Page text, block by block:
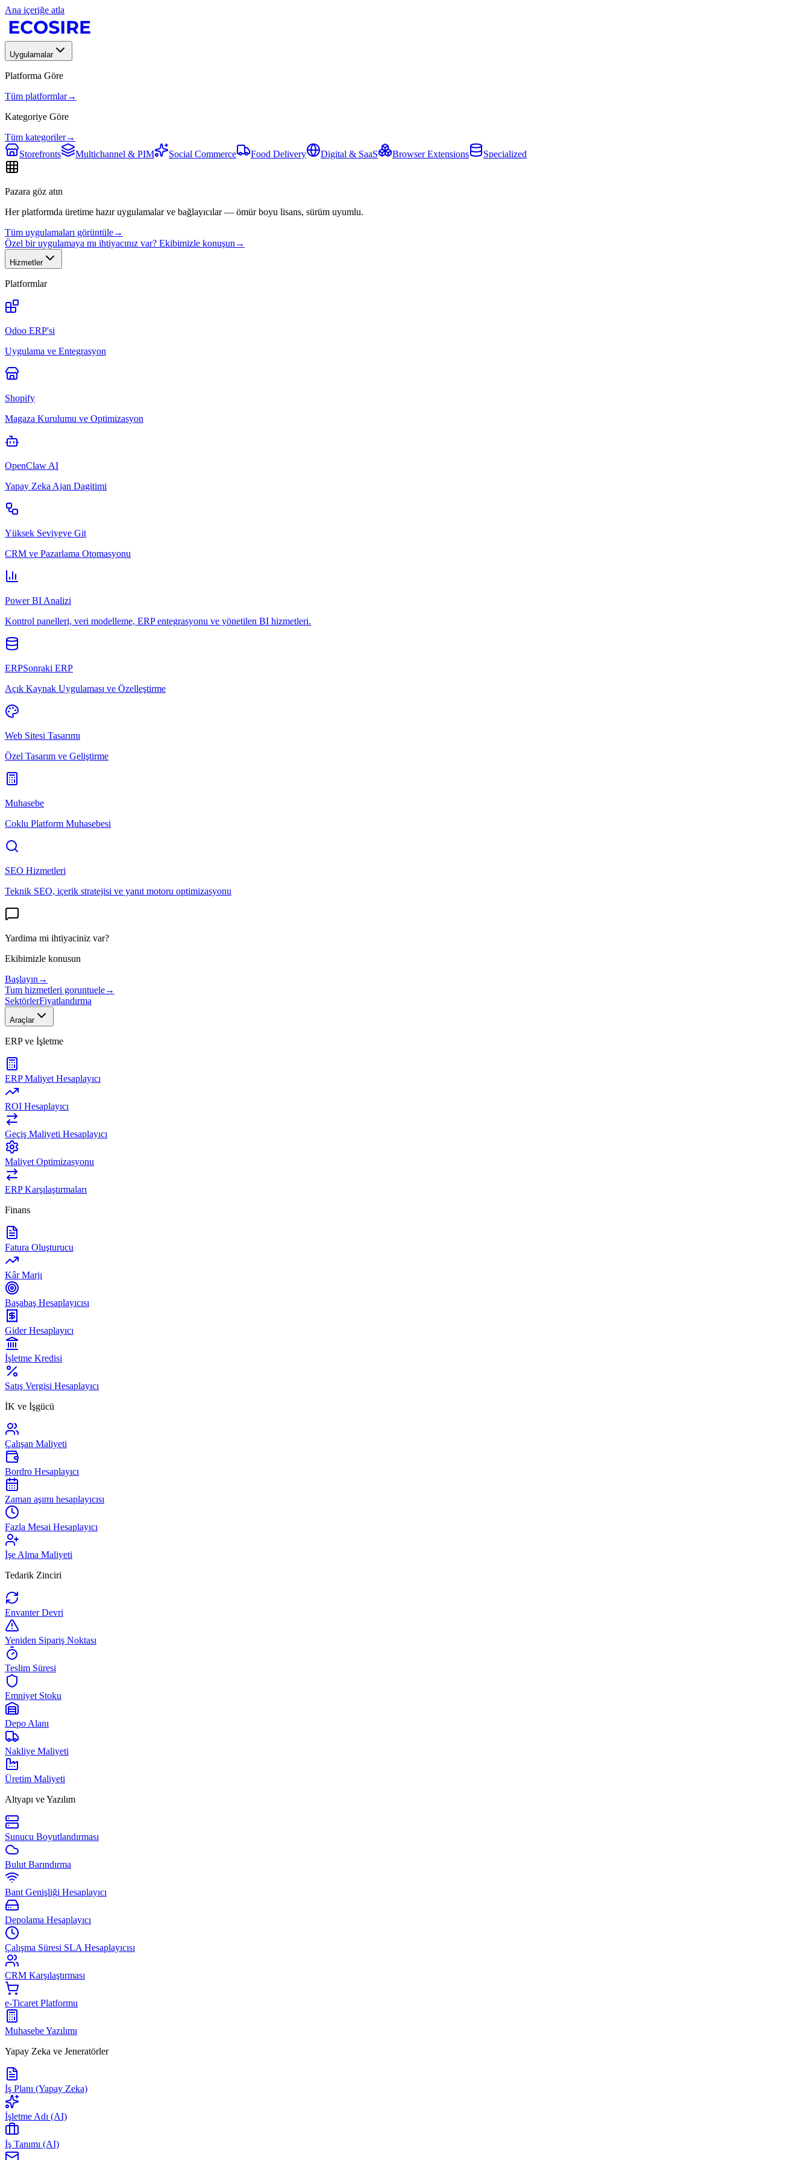
Ana içeriğe atla
Uygulamalar
Platforma Göre
Tüm platformlar→
Kategoriye Göre
Tüm kategoriler→
Storefronts
Multichannel & PIM Social Commerce Food Delivery Digital & SaaS Browser Extensions Specialized
Pazara göz atın
Her platformda üretime hazır uygulamalar ve bağlayıcılar — ömür boyu lisans, sürüm uyumlu.
Tüm uygulamaları görüntüle→
Özel bir uygulamaya mı ihtiyacınız var? Ekibimizle konuşun →
Hizmetler
Platformlar
Odoo ERP'si
Uygulama ve Entegrasyon
Shopify
Magaza Kurulumu ve Optimizasyon
OpenClaw AI
Yapay Zeka Ajan Dagitimi
Yüksek Seviyeye Git
CRM ve Pazarlama Otomasyonu
Power BI Analizi
Kontrol panelleri, veri modelleme, ERP entegrasyonu ve yönetilen BI hizmetleri.
ERPSonraki ERP
Açık Kaynak Uygulaması ve Özelleştirme
Web Sitesi Tasarımı
Özel Tasarım ve Geliştirme
Muhasebe
Coklu Platform Muhasebesi
SEO Hizmetleri
Teknik SEO, içerik stratejisi ve yanıt motoru optimizasyonu
Yardima mi ihtiyaciniz var?
Ekibimizle konusun
Başlayın →
Tum hizmetleri goruntuele→
SektörlerFiyatlandırma
Araçlar
ERP ve İşletme
ERP Maliyet Hesaplayıcı
ROI Hesaplayıcı
Geçiş Maliyeti Hesaplayıcı
Maliyet Optimizasyonu
ERP Karşılaştırmaları
Finans
Fatura Oluşturucu
Kâr Marjı
Başabaş Hesaplayıcısı
Gider Hesaplayıcı
İşletme Kredisi
Satış Vergisi Hesaplayıcı
İK ve İşgücü
Çalışan Maliyeti
Bordro Hesaplayıcı
Zaman aşımı hesaplayıcısı
Fazla Mesai Hesaplayıcı
İşe Alma Maliyeti
Tedarik Zinciri
Envanter Devri
Yeniden Sipariş Noktası
Teslim Süresi
Emniyet Stoku
Depo Alanı
Nakliye Maliyeti
Üretim Maliyeti
Altyapı ve Yazılım
Sunucu Boyutlandırması
Bulut Barındırma
Bant Genişliği Hesaplayıcı
Depolama Hesaplayıcı
Çalışma Süresi SLA Hesaplayıcısı
CRM Karşılaştırması
e-Ticaret Platformu
Muhasebe Yazılımı
Yapay Zeka ve Jeneratörler
İş Planı (Yapay Zeka)
İşletme Adı (AI)
İş Tanımı (AI)